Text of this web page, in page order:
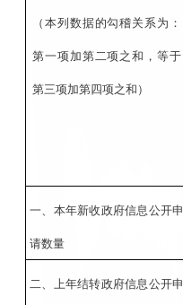
（本列数据的勾稽关系为：
第一项加第二项之和，等于
第三项加第四项之和）
一、本年新收政府信息公开申
请数量
二、上年结转政府信息公开申